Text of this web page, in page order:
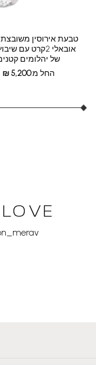
טבעת אירוסין משובצת
אובאלי 2קרט עם
של יהלומים
החל מ:
₪5,200